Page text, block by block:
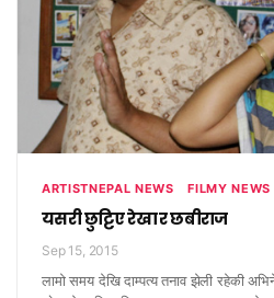
ARTISTNEPAL NEWS FILMY NEWS
यसरी छुट्टिए रेखा र छबीराज
Sep 15, 2015
लामो समय देखि दाम्पत्य तनाव झेली रहेकी